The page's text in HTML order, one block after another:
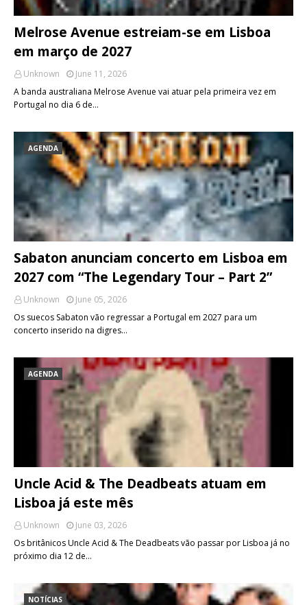
Melrose Avenue estreiam-se em Lisboa
em março de 2027
Unknown
June 11, 2026
A banda australiana Melrose Avenue vai atuar pela primeira vez em
Portugal no dia 6 de…
AGENDA
Sabaton anunciam concerto em Lisboa em
2027 com “The Legendary Tour – Part 2”
Unknown
June 05, 2026
Os suecos Sabaton vão regressar a Portugal em 2027 para um
concerto inserido na digres…
AGENDA
Uncle Acid & The Deadbeats atuam em
Lisboa já este mês
Unknown
June 03, 2026
Os britânicos Uncle Acid & The Deadbeats vão passar por Lisboa já no
próximo dia 12 de…
NOTÍCIAS